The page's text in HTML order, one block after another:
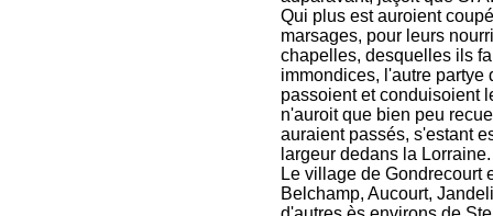
Qui plus est auroient
marsages, pour leurs
chapelles, desquelles ils
immondices, l'autre partye
passoient et conduisoient
n'auroit que bien peu
auraient passés, s'estant
largeur dedans la Lorraine.
Le village de Gondrecourt
Belchamp, Aucourt,